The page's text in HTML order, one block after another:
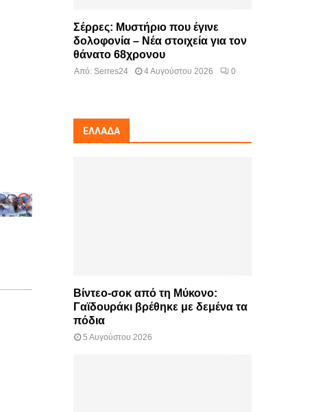
Σέρρες: Μυστήριο που έγινε
δολοφονία – Νέα στοιχεία για τον
θάνατο 68χρονου
Από: Serres24 4 Αυγούστου 2026 0
ΕΛΛΆΔΑ
Βίντεο-σοκ από τη Μύκονο:
Γαϊδουράκι βρέθηκε με δεμένα τα
πόδια
5 Αυγούστου 2026